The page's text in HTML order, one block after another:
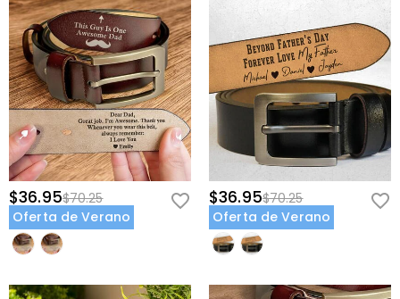
$36.95$70.25
Oferta de Verano
$36.95$70.25
Oferta de Verano